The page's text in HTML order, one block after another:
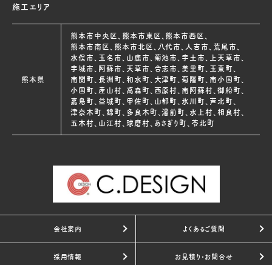
施工エリア
熊本県
熊本市中央区、熊本市東区、熊本市西区、
熊本市南区、熊本市北区、八代市、人吉市、荒尾市、
水俣市、玉名市、山鹿市、菊池市、宇土市、上天草市、
宇城市、阿蘇市、天草市、合志市、美里町、玉東町、
南関町、長洲町、和水町、大津町、菊陽町、南小国町、
小国町、産山村、高森町、西原村、南阿蘇村、御船町、
嘉島町、益城町、甲佐町、山都町、氷川町、芦北町、
津奈木町、錦町、多良木町、湯前町、水上村、相良村、
五木村、山江村、球磨村、あさぎり町、苓北町
会社案内 よくあるご質問
採用情報 お見積り・お問合せ